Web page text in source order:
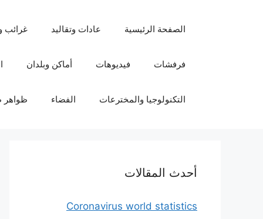
الصفحة الرئيسية عادات وتقاليد غرائب
فرفشات فيديوهات أماكن وبلدان
التكنولوجيا والمخترعات الفضاء ظواهر
أحدث المقالات
Coronavirus world statistics